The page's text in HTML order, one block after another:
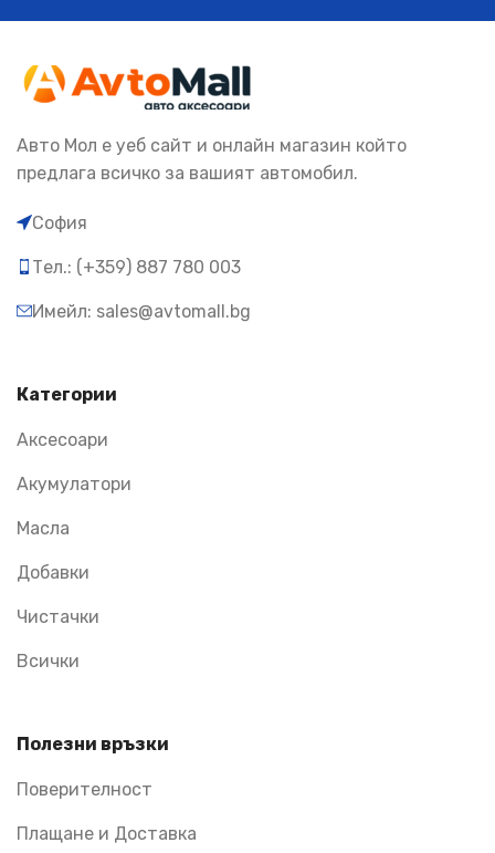
Авто Мол е уеб сайт и онлайн магазин който
предлага всичко за вашият автомобил.
София
Тел.: (+359) 887 780 003
Имейл: sales@avtomall.bg
Категории
Аксесоари
Акумулатори
Масла
Добавки
Чистачки
Всички
Полезни връзки
Поверителност
Плащане и Доставка